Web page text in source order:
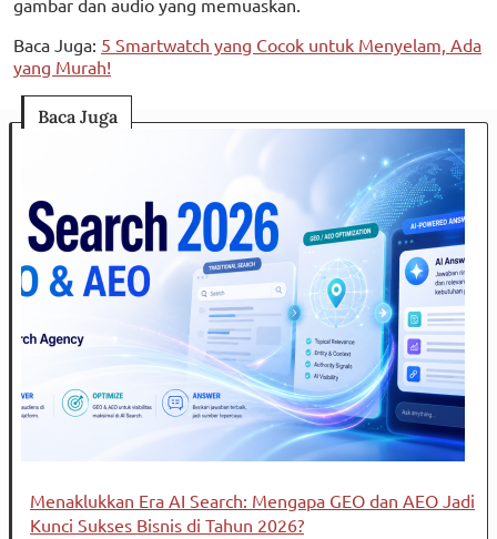
gambar dan audio yang memuaskan.
Baca Juga: 5 Smartwatch yang Cocok untuk Menyelam, Ada
yang Murah!
Baca Juga
Menaklukkan Era AI Search: Mengapa GEO dan AEO Jadi
Kunci Sukses Bisnis di Tahun 2026?